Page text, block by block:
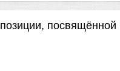
посвящённой